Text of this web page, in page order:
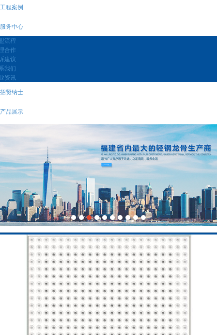
工程案例
服务中心
流程
合作
建议
我们
资讯
招贤纳士
产品展示